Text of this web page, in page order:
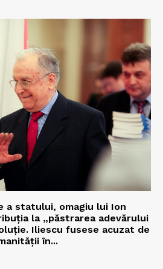
a statului, omagiu lui Ion
la „păstrarea adevărului
Iliescu fusese acuzat de
în...